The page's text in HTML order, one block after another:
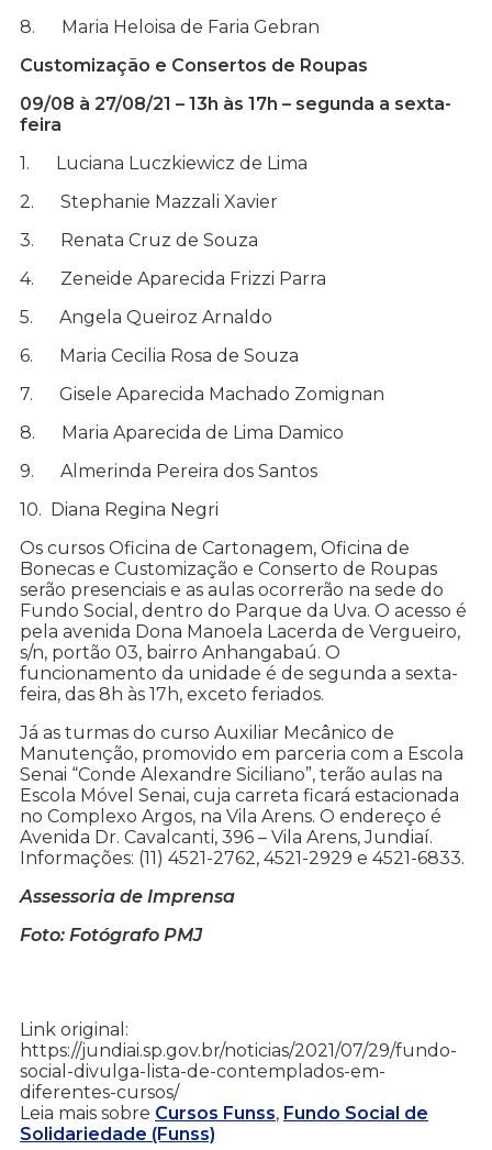
8. Maria Heloisa de Faria Gebran
Customização e Consertos de Roupas
09/08 à 27/08/21 – 13h às 17h – segunda a sexta-
feira
1. Luciana Luczkiewicz de Lima
2. Stephanie Mazzali Xavier
3. Renata Cruz de Souza
4. Zeneide Aparecida Frizzi Parra
5. Angela Queiroz Arnaldo
6. Maria Cecilia Rosa de Souza
7. Gisele Aparecida Machado Zomignan
8. Maria Aparecida de Lima Damico
9. Almerinda Pereira dos Santos
10. Diana Regina Negri
Os cursos Oficina de Cartonagem, Oficina de
Bonecas e Customização e Conserto de Roupas
serão presenciais e as aulas ocorrerão na sede do
Fundo Social, dentro do Parque da Uva. O acesso é
pela avenida Dona Manoela Lacerda de Vergueiro,
s/n, portão 03, bairro Anhangabaú. O
funcionamento da unidade é de segunda a sexta-
feira, das 8h às 17h, exceto feriados.
Já as turmas do curso Auxiliar Mecânico de
Manutenção, promovido em parceria com a Escola
Senai “Conde Alexandre Siciliano”, terão aulas na
Escola Móvel Senai, cuja carreta ficará estacionada
no Complexo Argos, na Vila Arens. O endereço é
Avenida Dr. Cavalcanti, 396 – Vila Arens, Jundiaí.
Informações: (11) 4521-2762, 4521-2929 e 4521-6833.
Assessoria de Imprensa
Foto: Fotógrafo PMJ
Link original:
https://jundiai.sp.gov.br/noticias/2021/07/29/fundo-
social-divulga-lista-de-contemplados-em-
diferentes-cursos/
Leia mais sobre Cursos Funss, Fundo Social de
Solidariedade (Funss)